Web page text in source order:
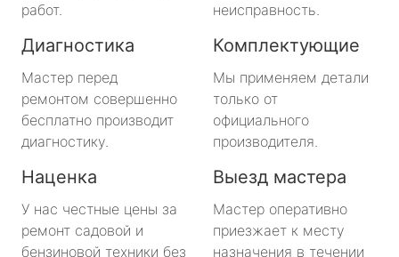
работ.
неисправность.
Диагностика
Мастер перед
ремонтом совершенно
бесплатно производит
диагностику.
Комплектующие
Мы применяем детали
только от
официального
производителя.
Наценка
У нас честные цены за
ремонт садовой и
бензиновой техники без
Выезд мастера
Мастер оперативно
приезжает к месту
назначения в течении